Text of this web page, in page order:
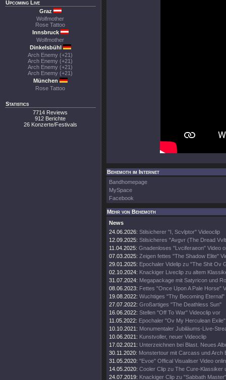
Upcoming Live
Graz
Wolfmother
Rose Tattoo
Innsbruck
Wolfmother
Dinkelsbühl
Arch Enemy (+21)
Arch Enemy (+21)
Arch Enemy (+21)
Arch Enemy (+21)
München
Rose Tattoo
Statistics
7714 Reviews
912 Berichte
26 Konzerte/Festivals
Behemoth im Internet
Bandhomepage
MySpace
Facebook
Mehr von Behemoth
News
24.06.2026: Stilsicherer "I, Scvlptor" Videoclip
12.09.2025: Stilsicheres "Avgvr (The Dread
11.04.2025: Gnadenloses "Lvciferaeon" Video
07.03.2025: Zeigen fettes "The Shadow Elite"
29.01.2025: Epochaler Videlip zu "The Shit Ov
02.10.2024: Knackiger Liveclip zu altem
31.07.2024: Megapackage mit Satyricon und
08.06.2023: Fettes "Once Upon A Pale Horse"
19.08.2022: Wuchtiges "Thy Becoming Eternal"
27.07.2022: Großartiges "The Deathless Sun"
16.06.2022: Stellen "Off To War" Videoclip vor
11.05.2022: Epochaler "Ov My Herculean
10.10.2021: Monumentaler Jubiläums-Live-
10.06.2021: Kunstvoller, neuer Videoclip
17.02.2021: Unterzeichnen bei Blast. Neues
30.11.2020: Monstertour mit Carcass und Arch
31.05.2020: "Evoe" Offical Visualiser Video
14.05.2020: Cooler Clip zu The Cure-Klassiker
24.07.2019: Knackiger Clip zu "Sabbath Master"